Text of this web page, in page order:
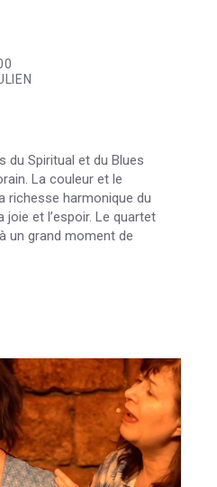
du Spiritual et du Blues
La couleur et le
richesse harmonique du
et l’espoir. Le quartet
un grand moment de